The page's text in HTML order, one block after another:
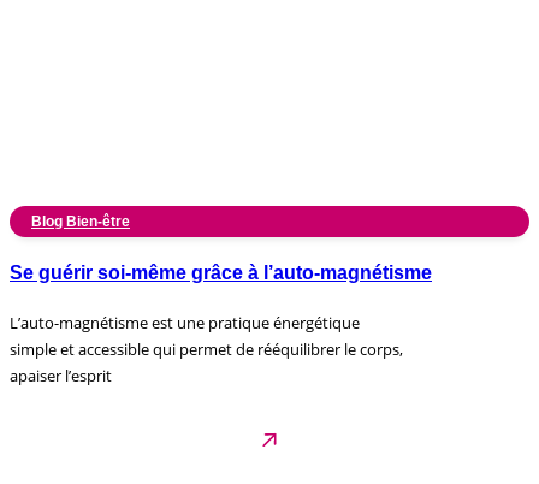
Blog Bien-être
Se guérir soi-même grâce à l’auto-magnétisme
L’auto-magnétisme est une pratique énergétique
simple et accessible qui permet de rééquilibrer le corps,
apaiser l’esprit